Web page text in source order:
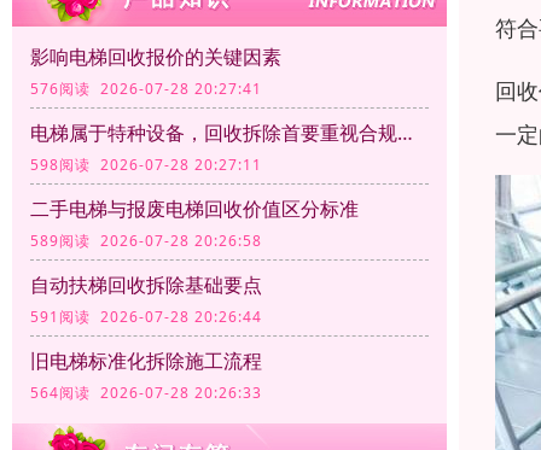
影响电梯回收报价的关键因素
576阅读 2026-07-28 20:27:41
电梯属于特种设备，回收拆除首要重视合规资质
598阅读 2026-07-28 20:27:11
二手电梯与报废电梯回收价值区分标准
589阅读 2026-07-28 20:26:58
自动扶梯回收拆除基础要点
591阅读 2026-07-28 20:26:44
旧电梯标准化拆除施工流程
564阅读 2026-07-28 20:26:33
符
回
一